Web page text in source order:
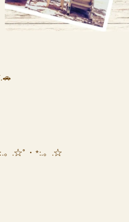
。.☆°・*:.。.☆